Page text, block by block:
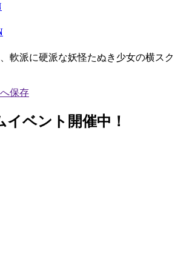
軟派に硬派な妖怪たぬき少女の横スク
イベント開催中！